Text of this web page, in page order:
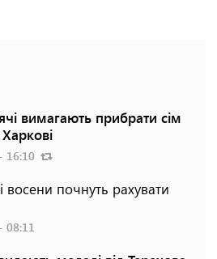
вимагають прибрати сім
16:10
восени почнуть рахувати
08:11